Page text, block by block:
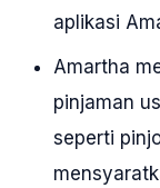
aplikasi
Amartha
pinjaman
seperti